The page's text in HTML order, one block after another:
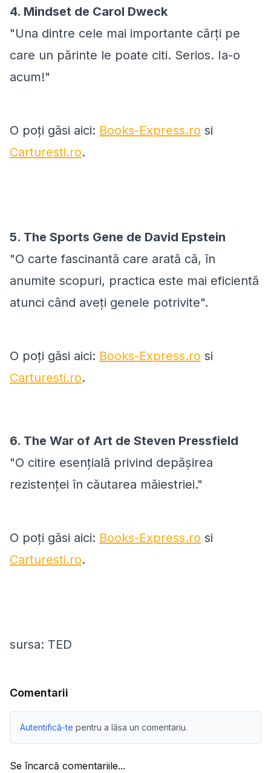
4. Mindset de Carol Dweck
"Una dintre cele mai importante cărți pe
care un părinte le poate citi. Serios. Ia-o
acum!"
O poți găsi aici: Books-Express.ro si
Carturesti.ro.
5. The Sports Gene de David Epstein
"O carte fascinantă care arată că, în
anumite scopuri, practica este mai eficientă
atunci când aveți genele potrivite".
O poți găsi aici: Books-Express.ro si
Carturesti.ro.
6. The War of Art de Steven Pressfield
"O citire esențială privind depășirea
rezistenței în căutarea măiestriei."
O poți găsi aici: Books-Express.ro si
Carturesti.ro.
sursa: TED
Comentarii
Autentifică-te pentru a lăsa un comentariu.
Se încarcă comentariile...